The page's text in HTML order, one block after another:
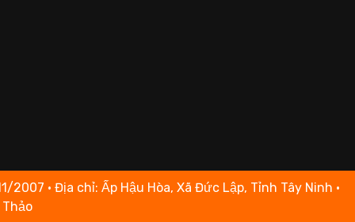
2007 • Địa chỉ: Ấp Hậu Hòa, Xã Đức Lập, Tỉnh Tây Ninh •